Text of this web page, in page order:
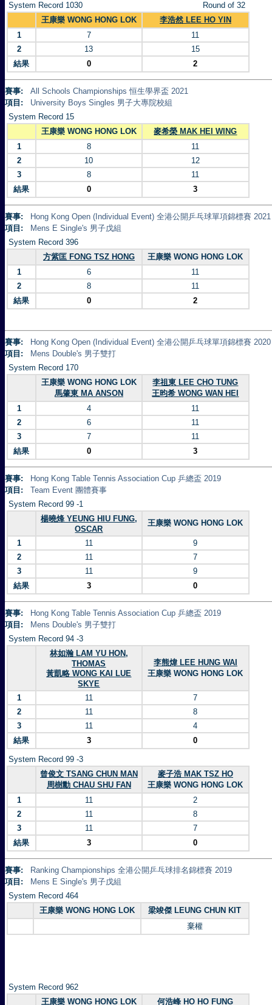
System Record 1030
Round of 32
王康樂 WONG HONG LOK
李浩然 LEE HO YIN
1
7
11
2
13
15
結果
0 2
賽事:
All Schools Championships 恒生學界盃 2021
項目:
University Boys Singles 男子大專院校組
System Record 15
王康樂 WONG HONG LOK
麥希榮 MAK HEI WING
1
8
11
2
10
12
3
8
11
結果
0 3
賽事:
Hong Kong Open (Individual Event) 全港公開乒乓球單項錦標賽 2021
項目:
Mens E Single's 男子戊組
System Record 396
方紫匡 FONG TSZ HONG
王康樂 WONG HONG LOK
1
6
11
2
8
11
結果
0 2
賽事:
Hong Kong Open (Individual Event) 全港公開乒乓球單項錦標賽 2020
項目:
Mens Double's 男子雙打
System Record 170
王康樂 WONG HONG LOK
馬肇東 MA ANSON
李祖東 LEE CHO TUNG
王昀希 WONG WAN HEI
1
4
11
2
6
11
3
7
11
結果
0 3
賽事:
Hong Kong Table Tennis Association Cup 乒總盃 2019
項目:
Team Event 團體賽事
System Record 99 -1
楊曉烽 YEUNG HIU FUNG,
OSCAR
王康樂 WONG HONG LOK
1 11
9
2
11
7
3
11
9
結果
3 0
賽事:
Hong Kong Table Tennis Association Cup 乒總盃 2019
項目:
Mens Double's 男子雙打
System Record 94 -3
林如瀚 LAM YU HON,
THOMAS
黃凱略 WONG KAI LUE
SKYE
李熊煒 LEE HUNG WAI
王康樂 WONG HONG LOK
1 11
7
2
11
8
3
11
4
結果
3 0
System Record 99 -3
曾俊文 TSANG CHUN MAN
周樹勳 CHAU SHU FAN
麥子浩 MAK TSZ HO
王康樂 WONG HONG LOK
1
11
2
2
11
8
3
11
7
結果
3 0
賽事:
Ranking Championships 全港公開乒乓球排名錦標賽 2019
項目:
Mens E Single's 男子戊組
System Record 464
王康樂 WONG HONG LOK
梁竣傑 LEUNG CHUN KIT
棄權
System Record 962
王康樂 WONG HONG LOK
何浩峰 HO HO FUNG